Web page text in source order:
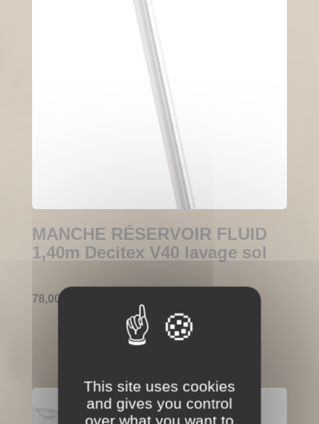
MANCHE RÉSERVOIR FLUID
1,40m Decitex V40 lavage sol
78,00
This site uses cookies
and gives you control
over what you want to